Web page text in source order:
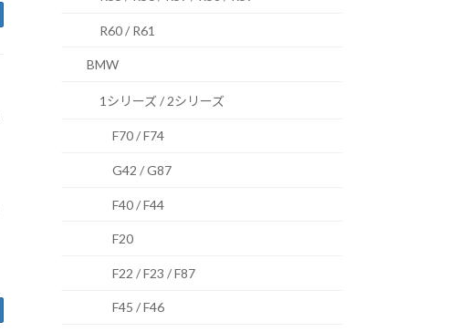
R60 / R61
BMW
1シリーズ / 2シリーズ
F70 / F74
G42 / G87
F40 / F44
F20
F22 / F23 / F87
F45 / F46